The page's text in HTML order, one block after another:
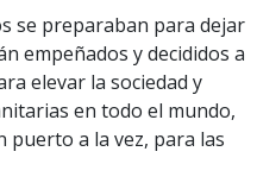
se preparaban para dejar
empeñados y decididos a
elevar la sociedad y
en todo el mundo,
puerto a la vez, para las